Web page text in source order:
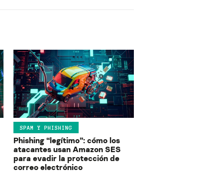
SPAM Y PHISHING
Phishing “legítimo”: cómo los
atacantes usan Amazon SES
para evadir la protección de
correo electrónico